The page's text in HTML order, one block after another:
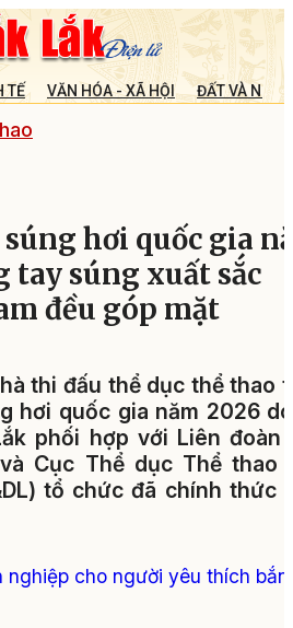
TẾ VĂN HÓA - XÃ HỘI ĐẤT VÀ
hơi quốc gia
tay súng xuất sắc
đều góp mặt
thi đấu thể dục thể thao
hơi quốc gia năm 2026
phối hợp với Liên đoàn
Cục Thể dục Thể thao
tổ chức đã chính thức
nghiệp cho người yêu thích bắn